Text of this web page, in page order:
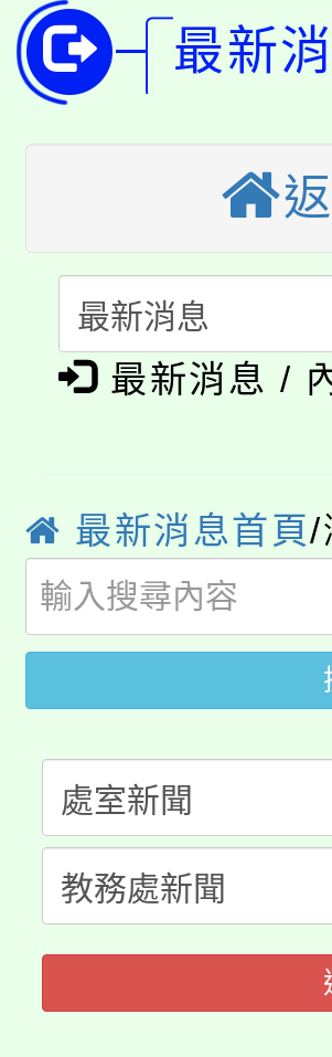
代理(課)教師
公告本校115
代理(課)教師
轉知中國文
《TA101》溝
程，歡迎學
心理、諮商輔
系所師生報名
縣市「校園
門員」簡章及
踴躍報名參加
桃園市115學
要點
「桃園市補助
展演活動實施
115年度「教
義教育推展貢
公告本校115
「2026金融
生本土語及新
公告本校115
代理(課)教師
公告本校115
代理(課)教師
轉知中國文化
《TA101》
程，歡迎學生
心理、諮商輔
系所師生報名
轉知苗栗縣
門員」簡章及
踴躍報名參加
要點
「桃園市補助
展演活動實施
115年度「教
義教育推展貢
最新
最新消息 /
最新消息首頁/